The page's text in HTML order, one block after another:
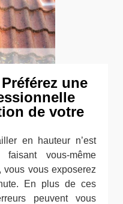
une
de votre
en hauteur n’est
vous-même
vous vous exposerez
En plus de ces
peuvent vous